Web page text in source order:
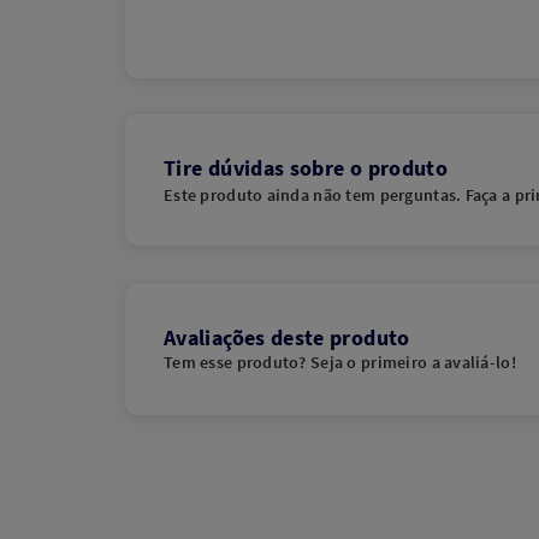
Tire dúvidas sobre o produto
Este produto ainda não tem perguntas. Faça a
Avaliações deste produto
Tem esse produto? Seja o primeiro a avaliá-lo!